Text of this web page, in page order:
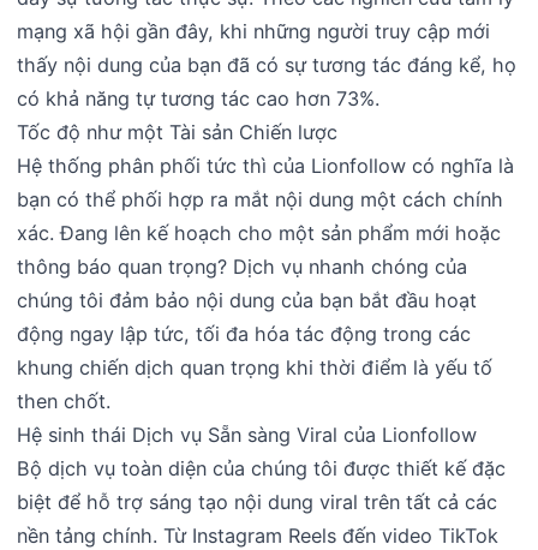
mạng xã hội gần đây, khi những người truy cập mới
thấy nội dung của bạn đã có sự tương tác đáng kể, họ
có khả năng tự tương tác cao hơn 73%.
Tốc độ như một Tài sản Chiến lược
Hệ thống phân phối tức thì của Lionfollow có nghĩa là
bạn có thể phối hợp ra mắt nội dung một cách chính
xác. Đang lên kế hoạch cho một sản phẩm mới hoặc
thông báo quan trọng? Dịch vụ nhanh chóng của
chúng tôi đảm bảo nội dung của bạn bắt đầu hoạt
động ngay lập tức, tối đa hóa tác động trong các
khung chiến dịch quan trọng khi thời điểm là yếu tố
then chốt.
Hệ sinh thái Dịch vụ Sẵn sàng Viral của Lionfollow
Bộ dịch vụ toàn diện của chúng tôi được thiết kế đặc
biệt để hỗ trợ sáng tạo nội dung viral trên tất cả các
nền tảng chính. Từ Instagram Reels đến video TikTok